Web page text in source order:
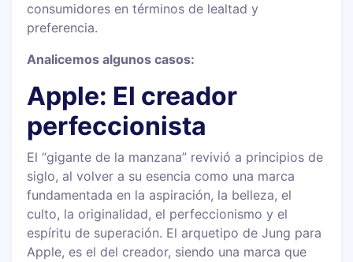
consumidores en términos de lealtad y
preferencia.
Analicemos algunos casos:
Apple: El creador
perfeccionista
El “gigante de la manzana” revivió a principios de
siglo, al volver a su esencia como una marca
fundamentada en la aspiración, la belleza, el
culto, la originalidad, el perfeccionismo y el
espíritu de superación. El arquetipo de Jung para
Apple, es el del creador, siendo una marca que